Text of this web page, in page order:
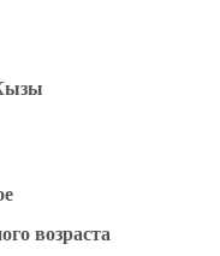
возраста